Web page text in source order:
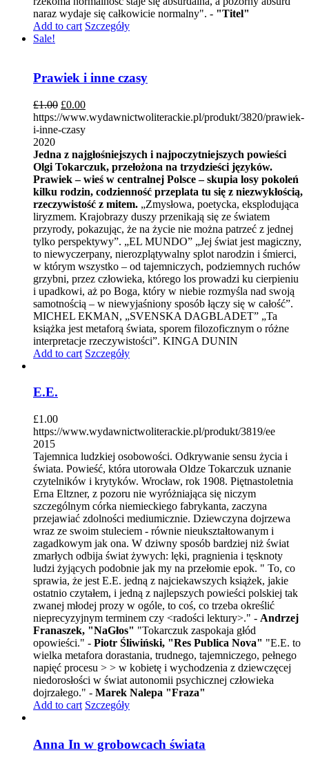
naraz wydaje się całkowicie normalny". - "Titel"
Add to cart Szczegóły
Sale!
Prawiek i inne czasy
£1.00 £0.00
https://www.wydawnictwoliterackie.pl/produkt/3820/prawiek-
i-inne-czasy
2020
Jedna z najgłośniejszych i najpoczytniejszych powieści
Olgi Tokarczuk, przełożona na trzydzieści języków.
Prawiek – wieś w centralnej Polsce – skupia losy pokoleń
kilku rodzin, codzienność przeplata tu się z niezwykłością,
rzeczywistość z mitem. „Zmysłowa, poetycka, eksplodująca
liryzmem. Krajobrazy duszy przenikają się ze światem
przyrody, pokazując, że na życie nie można patrzeć z jednej
tylko perspektywy”. „EL MUNDO” „Jej świat jest magiczny,
to niewyczerpany, nierozplątywalny splot narodzin i śmierci,
w którym wszystko – od tajemniczych, podziemnych ruchów
grzybni, przez człowieka, którego los prowadzi ku cierpieniu
i upadkowi, aż po Boga, który w niebie rozmyśla nad swoją
samotnością – w niewyjaśniony sposób łączy się w całość”.
MICHEL EKMAN, „SVENSKA DAGBLADET” „Ta
książka jest metaforą świata, sporem filozoficznym o różne
interpretacje rzeczywistości”. KINGA DUNIN
Add to cart Szczegóły
E.E.
£1.00
https://www.wydawnictwoliterackie.pl/produkt/3819/ee
2015
Tajemnica ludzkiej osobowości. Odkrywanie sensu życia i
świata. Powieść, która utorowała Oldze Tokarczuk uznanie
czytelników i krytyków. Wrocław, rok 1908. Piętnastoletnia
Erna Eltzner, z pozoru nie wyróżniająca się niczym
szczególnym córka niemieckiego fabrykanta, zaczyna
przejawiać zdolności mediumicznie. Dziewczyna dojrzewa
wraz ze swoim stuleciem - równie nieukształtowanym i
zagadkowym jak ona. W dziwny sposób bardziej niż świat
zmarłych odbija świat żywych: lęki, pragnienia i tęsknoty
ludzi żyjących podobnie jak my na przełomie epok. " To, co
sprawia, że jest E.E. jedną z najciekawszych książek, jakie
ostatnio czytałem, i jedną z najlepszych powieści polskiej tak
zwanej młodej prozy w ogóle, to coś, co trzeba określić
nieprecyzyjnym terminem czy <radości lektury>." - Andrzej
Franaszek, "NaGłos" "Tokarczuk zaspokaja głód
opowieści." - Piotr Śliwiński, "Res Publica Nova" "E.E. to
wielka metafora dorastania, trudnego, tajemniczego, pełnego
napięć procesu > > w kobietę i wychodzenia z dziewczęcej
niedorosłości w świat autonomii psychicznej człowieka
dojrzałego." - Marek Nalepa "Fraza"
Add to cart Szczegóły
Anna In w grobowcach świata